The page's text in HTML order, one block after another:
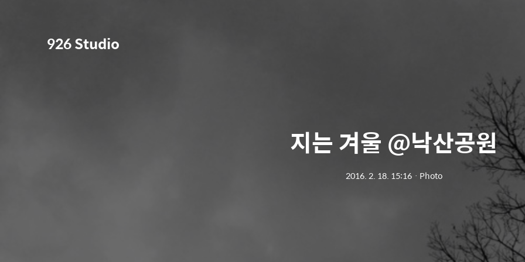
926 Studio
지는 겨울 @낙산공원
2016. 2. 18. 15:16ㆍ Photo